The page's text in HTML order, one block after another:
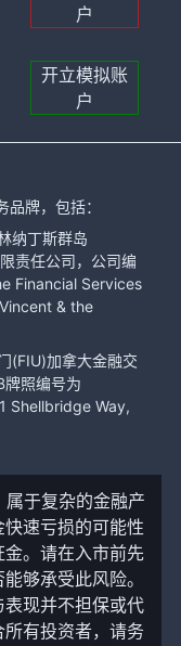
户
开立模拟账
户
牌，包括：
纳丁斯群岛
责任公司，公司编
Financial Services
& the
(FIU)加拿大金融交
牌照编号为
Shellbridge Way,
于复杂的金融产
速亏损的可能性
。请在入市前先
够承受此风险。
现并不担保或代
有投资者，请务